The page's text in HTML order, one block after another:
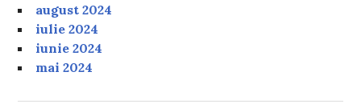
august 2024
iulie 2024
iunie 2024
mai 2024